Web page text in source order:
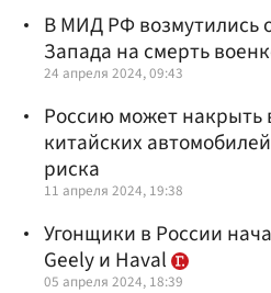
В МИД РФ возмутились
Запада на смерть
24 апреля 2024, 09:43
Россию может накрыть
китайских
риска
11 апреля 2024, 19:38
Угонщики в России
Geely и Haval
05 апреля 2024, 18:39